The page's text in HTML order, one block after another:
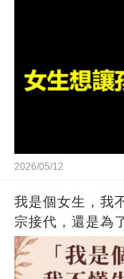
2026/05/12
我是個女生，我
宗接代，還是為